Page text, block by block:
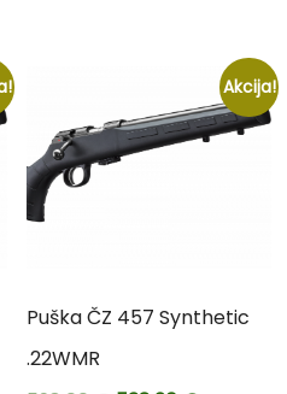
Akcija!
Puška ČZ 457 Synthetic
.22WMR